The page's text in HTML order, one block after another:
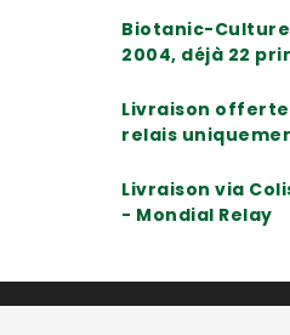
Biotanic-
2004, déjà 22
Livraison offerte
relais
Livraison via
- Mondial Relay